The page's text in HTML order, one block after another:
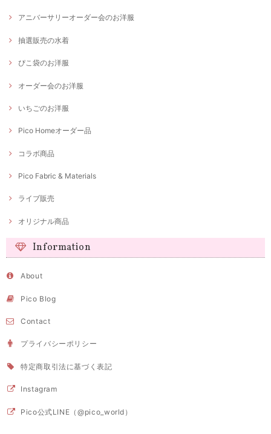
アニバーサリーオーダー会のお洋服
抽選販売の水着
ぴこ袋のお洋服
オーダー会のお洋服
いちごのお洋服
Pico Homeオーダー品
コラボ商品
Pico Fabric & Materials
ライブ販売
オリジナル商品
Information
About
Pico Blog
Contact
プライバシーポリシー
特定商取引法に基づく表記
Instagram
Pico公式LINE（@pico_world）